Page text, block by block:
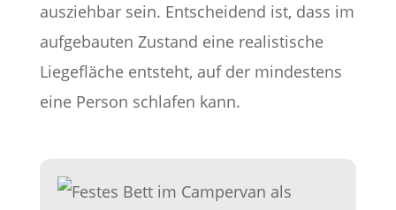
ausziehbar sein. Entscheidend ist, dass im
aufgebauten Zustand eine realistische
Liegefläche entsteht, auf der mindestens
eine Person schlafen kann.